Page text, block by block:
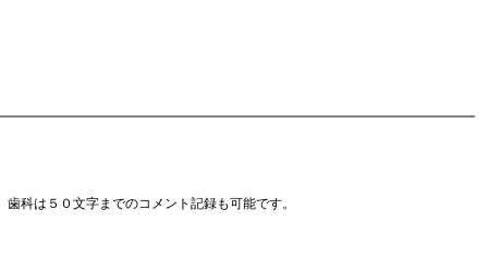
科は５０文字までのコメント記録も可能です。